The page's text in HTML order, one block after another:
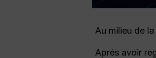
Au milieu de
Après avoir